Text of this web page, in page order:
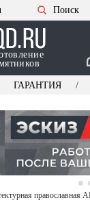
Поиск
ГАРАНТИЯ
православная